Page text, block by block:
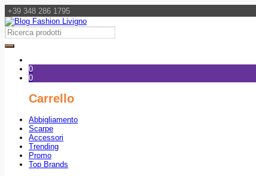
+39 348 286 1795
0
0
Carrello
Abbigliamento
Scarpe
Accessori
Trending
Promo
Top Brands